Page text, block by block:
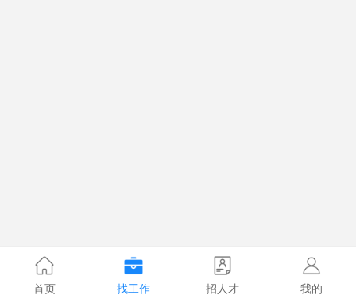
首页 找工作 招人才 我的